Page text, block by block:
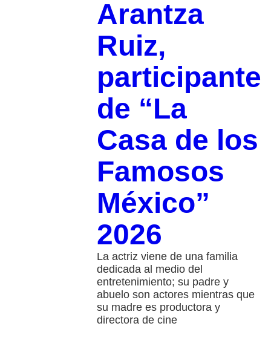
Arantza
Ruiz,
participante
de “La
Casa de los
Famosos
México”
2026
La actriz viene de una familia
dedicada al medio del
entretenimiento; su padre y
abuelo son actores mientras que
su madre es productora y
directora de cine